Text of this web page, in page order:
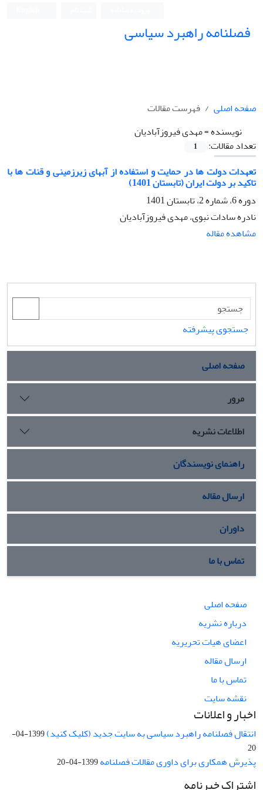
فصلنامه راهبرد سیاسی
صفحه اصلی
فهرست مقالات
نویسنده =مهدی فیروزآبادیان
تعداد مقالات:
1
تعهدات دولت ها در حمایت و استفاده از آبهای زیرزمینی و قنات ها با
تاکید بر دولت ایران (تابستان 1401)
دوره 6، شماره 2، تابستان 1401
نادره سادات نبوی، مهدی فیروزآبادیان
مشاهده مقاله
جستجوی پیشرفته
صفحه اصلی
مرور
اطلاعات نشریه
راهنمای نویسندگان
ارسال مقاله
داوران
تماس با ما
صفحه اصلی
درباره نشریه
اعضای هیات تحریریه
ارسال مقاله
تماس با ما
نقشه سایت
اخبار و اعلانات
انتقال فصلنامه راهبرد سیاسی به سایت جدید (کلیک کنید)
1399-04-
20
پذیرش همکاری برای داوری مقالات فصلنامه1399-04-20
اشتراک خبرنامه